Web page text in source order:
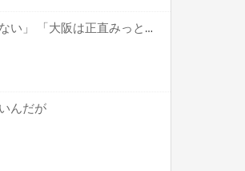
京都県知事「京都が副首都に立候補するつもりはない」 「大阪は正直みっともないですよ」との声も
んだが